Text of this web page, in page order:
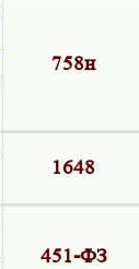
758н
1648
451-ФЗ